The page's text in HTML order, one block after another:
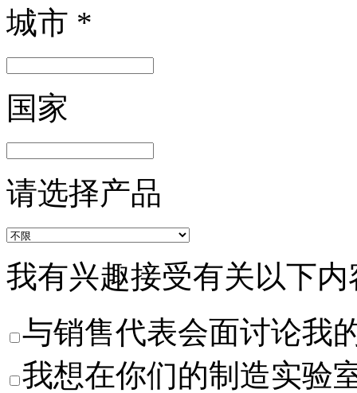
城市 *
国家
请选择产品
我有兴趣接受有关以下
与销售代表会面讨论我
我想在你们的制造实验